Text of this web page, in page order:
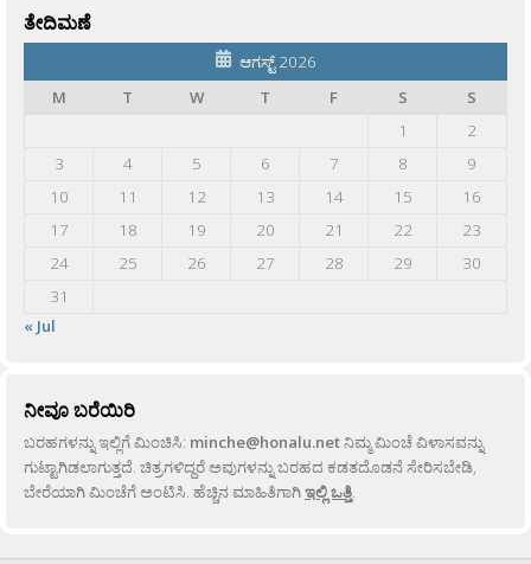
ತೇದಿಮಣೆ
ಆಗಸ್ಟ್ 2026
M
T W T F S
S
1
2
3
4 5 6 7 8
9
10
11 12 13 14 15
16
17
18 19 20 21 22
23
24
25 26 27 28 29
30
31
« Jul
ನೀವೂ ಬರೆಯಿರಿ
ಬರಹಗಳನ್ನು ಇಲ್ಲಿಗೆ ಮಿಂಚಿಸಿ: minche@honalu.netನಿಮ್ಮ ಮಿಂಚೆ ವಿಳಾಸವನ್ನು
ಗುಟ್ಟಾಗಿಡಲಾಗುತ್ತದೆ. ಚಿತ್ರಗಳಿದ್ದರೆ ಅವುಗಳನ್ನು ಬರಹದ ಕಡತದೊಡನೆ ಸೇರಿಸಬೇಡಿ,
ಬೇರೆಯಾಗಿ ಮಿಂಚೆಗೆ ಅಂಟಿಸಿ. ಹೆಚ್ಚಿನ ಮಾಹಿತಿಗಾಗಿಇಲ್ಲಿ ಒತ್ತಿ.